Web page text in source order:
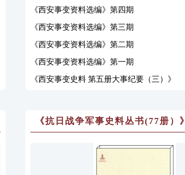
《西安事变资料选编》第四期
《西安事变资料选编》第三期
《西安事变资料选编》第二期
《西安事变资料选编》第一期
《西安事变史料 第五册大事纪要（三）》
《抗日战争军事史料丛书(77册）》